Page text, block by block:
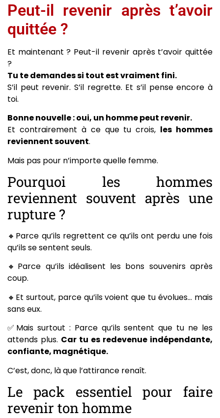
Peut-il revenir après t’avoir
quittée ?
Et maintenant ? Peut-il revenir après t’avoir quittée
?
Tu te demandes si tout est vraiment fini.
S’il peut revenir. S’il regrette. Et s’il pense encore à
toi.
Bonne nouvelle : oui, un homme peut revenir.
Et contrairement à ce que tu crois, les hommes
reviennent souvent.
Mais pas pour n’importe quelle femme.
Pourquoi les hommes
reviennent souvent après une
rupture ?
🔸Parce qu’ils regrettent ce qu’ils ont perdu une fois
qu’ils se sentent seuls.
🔸Parce qu’ils idéalisent les bons souvenirs après
coup.
🔸Et surtout, parce qu’ils voient que tu évolues… mais
sans eux.
✅Mais surtout : Parce qu’ils sentent que tu ne les
attends plus. Car tu es redevenue indépendante,
confiante, magnétique.
C’est, donc, là que l’attirance renaît.
Le pack essentiel pour faire
revenir ton homme